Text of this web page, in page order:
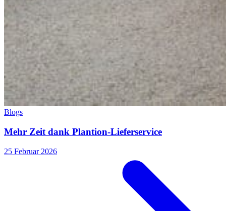
Blogs
Mehr Zeit dank Plantion-Lieferservice
25 Februar 2026